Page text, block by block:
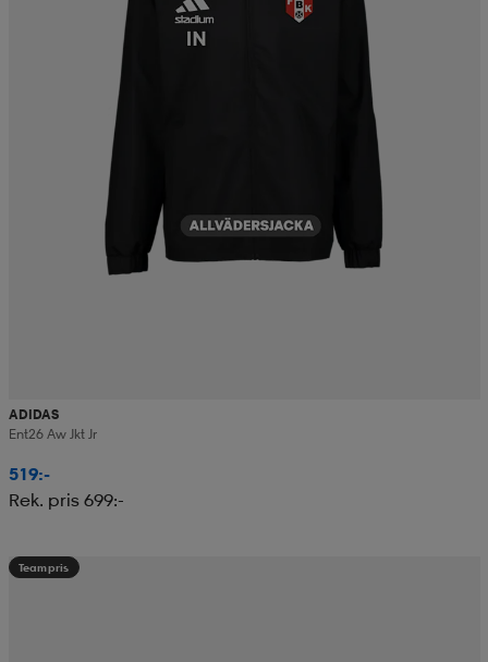
ADIDAS
Ent26 Aw Jkt Jr
519:-
Rek. pris 699:-
Teampris